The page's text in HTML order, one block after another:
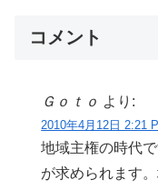
コメント
Ｇｏｔｏ より:
2010年4月12日 2:21
地域主権の時代
が求められます